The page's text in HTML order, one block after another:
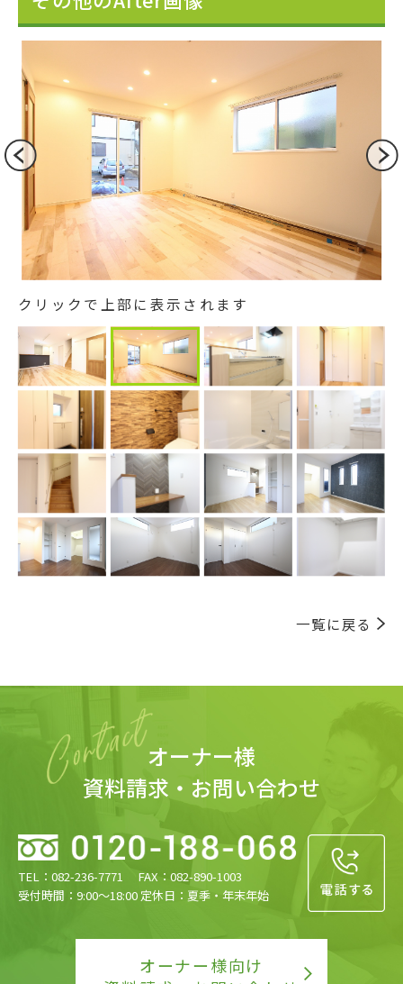
クリックで上部に表示されます
一覧に戻る
オーナー様
資料請求・お問い合わせ
TEL：082-236-7771 FAX：082-890-1003
受付時間：9:00〜18:00 定休日：夏季・年末年始
オーナー様向け